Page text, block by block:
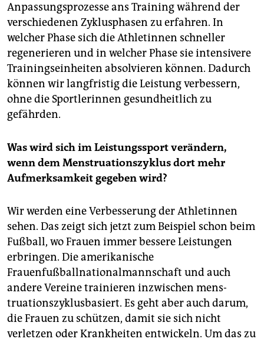
Anpassungsprozesse ans Training während der
verschiedenen Zyklusphasen zu erfahren. In
welcher Phase sich die Athletinnen schneller
regenerieren und in welcher Phase sie intensivere
Trainingseinheiten absolvieren können. Dadurch
können wir langfristig die Leistung verbessern,
ohne die Sportlerinnen gesundheitlich zu
gefährden.
Was wird sich im Leistungssport verändern,
wenn dem Menstruationszyklus dort mehr
Aufmerksamkeit gegeben wird?
Wir werden eine Verbesserung der Athletinnen
sehen. Das zeigt sich jetzt zum Beispiel schon beim
Fußball, wo Frauen immer bessere Leistungen
erbringen. Die amerikanische
Frauenfußballnationalmannschaft und auch
andere Vereine trainieren inzwischen mens­
truationszyklusbasiert. Es geht aber auch darum,
die Frauen zu schützen, damit sie sich nicht
verletzen oder Krankheiten entwickeln. Um das zu